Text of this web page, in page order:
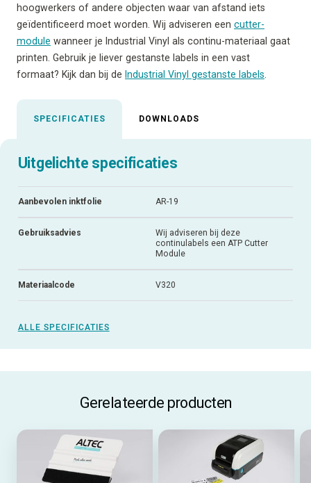
hoogwerkers of andere objecten waar van afstand iets
geïdentificeerd moet worden. Wij adviseren een cutter-
module wanneer je Industrial Vinyl als continu-materiaal gaat
printen. Gebruik je liever gestanste labels in een vast
formaat? Kijk dan bij de Industrial Vinyl gestanste labels
SPECIFICATIES DOWNLOADS
Uitgelichte specificaties
Aanbevolen inktfolie AR-19
Gebruiksadvies
Wij adviseren bij deze
continulabels een ATP Cutter
Module
Materiaalcode V320
ALLE SPECIFICATIES
Gerelateerde producten